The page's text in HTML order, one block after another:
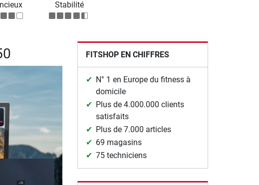
Stabilité
FITSHOP EN CHIFFRES
N° 1 en Europe du fitness à
domicile
Plus de 4.000.000 clients
satisfaits
Plus de 7.000 articles
69 magasins
75 techniciens